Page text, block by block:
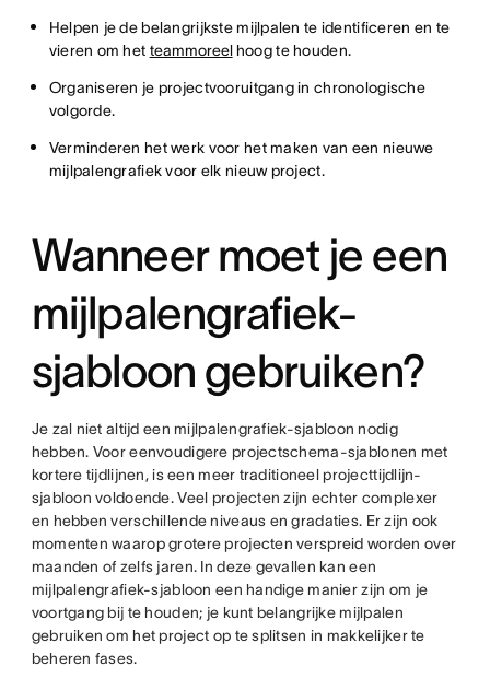
Helpen je de belangrijkste mijlpalen te identificeren en te
vieren om het teammoreelhoog te houden.
Organiseren je projectvooruitgang in chronologische
volgorde.
Verminderen het werk voor het maken van een nieuwe
mijlpalengrafiek voor elk nieuw project.
Wanneer moet je een
mijlpalengrafiek-
sjabloon gebruiken?
Je zal niet altijd een mijlpalengrafiek-sjabloon nodig
hebben. Voor eenvoudigere projectschema-sjablonen met
kortere tijdlijnen, is een meer traditioneel projecttijdlijn-
sjabloon voldoende. Veel projecten zijn echter complexer
en hebben verschillende niveaus en gradaties. Er zijn ook
momenten waarop grotere projecten verspreid worden over
maanden of zelfs jaren. In deze gevallen kan een
mijlpalengrafiek-sjabloon een handige manier zijn om je
voortgang bij te houden; je kunt belangrijke mijlpalen
gebruiken om het project op te splitsen in makkelijker te
beheren fases.